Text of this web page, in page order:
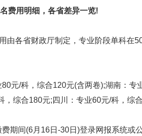
费用明细，各省差异一览!
各省财政厅制定，专业阶段单科在
/科，综合120元(含两卷);湖南：专
，综合180元;四川：专业60元/科，综
间(6月16日-30日)登录网报系统或